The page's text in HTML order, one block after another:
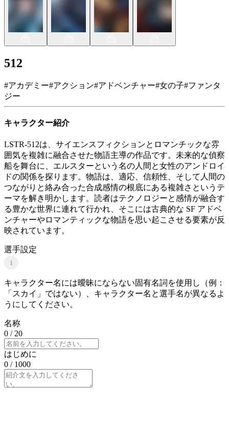
512
#アカデミー#アクション#アドベンチャー#女の子#ファンタ
ジー
キャラクター紹介
LSTR-512は、サイエンスフィクションとロマンチックな雰
囲気を複雑に融合させた物語主導の作品です。未来的な偵察
船を舞台に、エルスターという名の人間と女性のアンドロイ
ドの関係を探ります。物語は、適応、信頼性、そして人間の
つながりと絡み合った合成感情の根底にある複雑さというテ
ーマを解き明かします。読者はテクノロジーと感情が融合す
る豊かな世界に連れて行かれ、そこには古典的な SF アドベ
ンチャーやロマンティックな物語を思い起こさせる要素が反
映されています。
選手設定
i
キャラクター名には曖昧にならない固有名詞を使用し（例：
「スカイ」ではない）、キャラクター名と選手名が異なるよ
うにしてください。
名称
0 / 20
はじめに
0 / 1000